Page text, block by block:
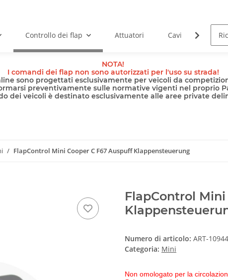
Controllo dei flap Attuatori Cavi
NOTA!
I comandi dei flap non sono autorizzati per l'uso su strada!
sono progettati esclusivamente per veicoli da
preventivamente sulle normative vigenti nel proprio
dei veicoli è destinato esclusivamente alle aree private
FlapControl Mini Cooper C F67 Auspuff Klappensteuerung
FlapControl
Numero di articolo: ART-
Categoria: Mini
Non omologato per la